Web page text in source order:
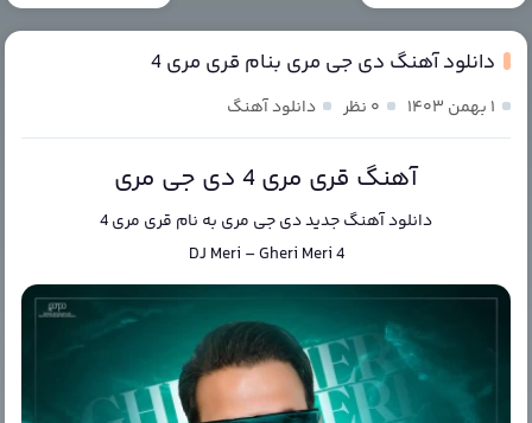
دانلود آهنگ دی جی مری بنام قری مری 4
۱ بهمن ۱۴۰۳ ۰ نظر دانلود آهنگ
آهنگ قری مری 4 دی جی مری
دانلود آهنگ جدیددی جی مری به نام قری مری 4
DJ Meri –Gheri Meri 4